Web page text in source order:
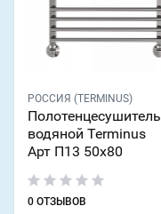
РОССИЯ (TERMINUS)
Полотенцесушитель
водяной Terminus
Арт П13 50х80
0 ОТЗЫВОВ